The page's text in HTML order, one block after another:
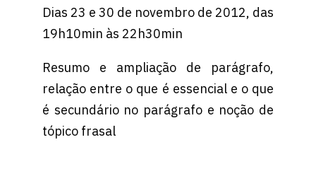
Dias 23 e 30 de novembro de 2012, das
19h10min às 22h30min
Resumo e ampliação de parágrafo,
relação entre o que é essencial e o que
é secundário no parágrafo e noção de
tópico frasal